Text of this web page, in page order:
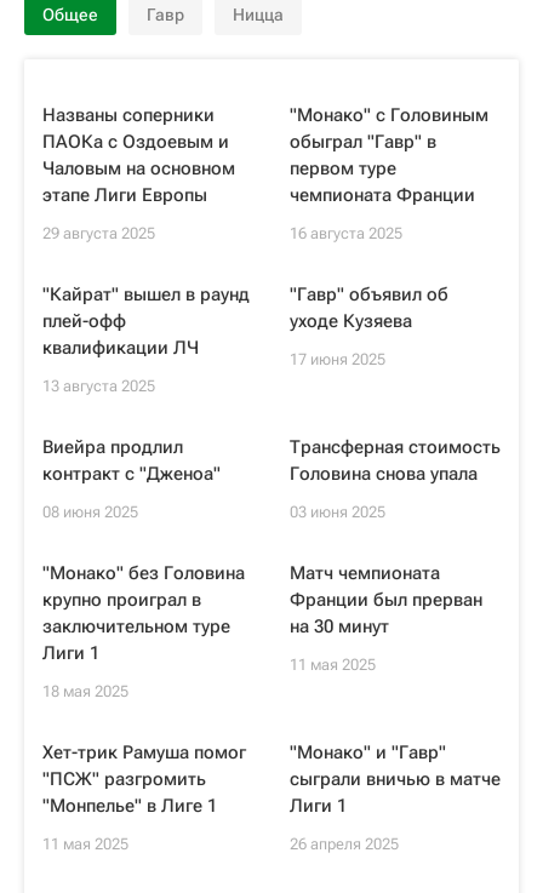
Общее Гавр Ницца
Названы соперники
ПАОКа с Оздоевым и
Чаловым на основном
этапе Лиги Европы
29 августа 2025
"Монако" с Головиным
обыграл "Гавр" в
первом туре
чемпионата Франции
16 августа 2025
"Кайрат" вышел в раунд
плей-офф
квалификации ЛЧ
13 августа 2025
"Гавр" объявил об
уходе Кузяева
17 июня 2025
Виейра продлил
контракт с "Дженоа"
08 июня 2025
Трансферная стоимость
Головина снова упала
03 июня 2025
"Монако" без Головина
крупно проиграл в
заключительном туре
Лиги 1
18 мая 2025
Матч чемпионата
Франции был прерван
на 30 минут
11 мая 2025
Хет-трик Рамуша помог
"ПСЖ" разгромить
"Монпелье" в Лиге 1
11 мая 2025
"Монако" и "Гавр"
сыграли вничью в матче
Лиги 1
26 апреля 2025